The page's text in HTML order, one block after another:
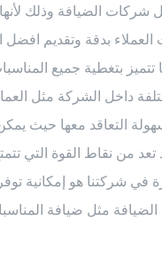
الضيافة وذلك
العملاء بدقة وتقديم
تتميز بتغطية جميع
داخل الشركة مثل العمالة
التعاقد معها حيث
تعد من نقاط القوة
شركتنا هو إمكانية
مثل ضيافة